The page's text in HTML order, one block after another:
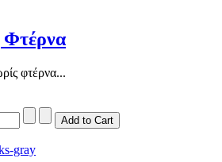
Φτέρνα
φτέρνα...